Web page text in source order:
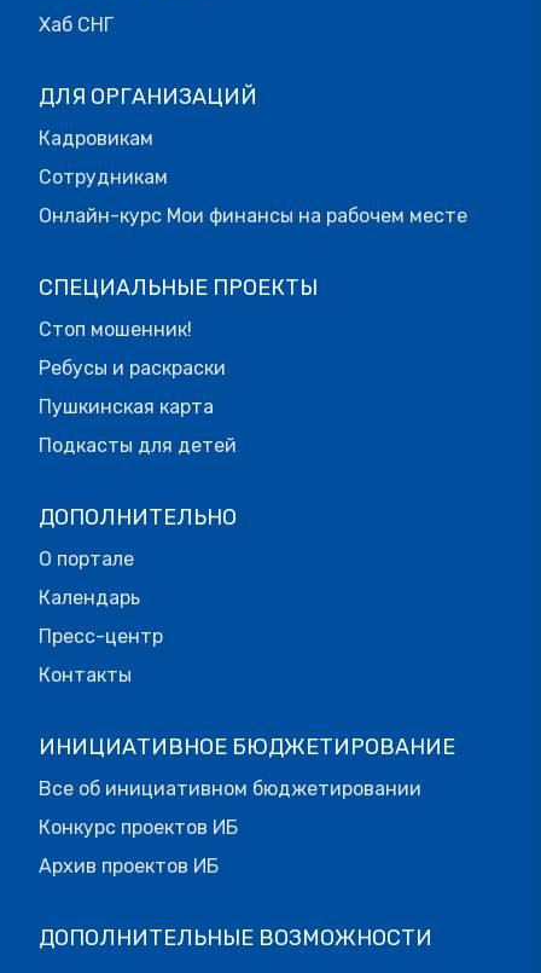
Хаб СНГ
ДЛЯ ОРГАНИЗАЦИЙ
Кадровикам
Сотрудникам
Онлайн-курс Мои финансы на рабочем месте
СПЕЦИАЛЬНЫЕ ПРОЕКТЫ
Стоп мошенник!
Ребусы и раскраски
Пушкинская карта
Подкасты для детей
ДОПОЛНИТЕЛЬНО
О портале
Календарь
Пресс-центр
Контакты
ИНИЦИАТИВНОЕ БЮДЖЕТИРОВАНИЕ
Все об инициативном бюджетировании
Конкурс проектов ИБ
Архив проектов ИБ
ДОПОЛНИТЕЛЬНЫЕ ВОЗМОЖНОСТИ